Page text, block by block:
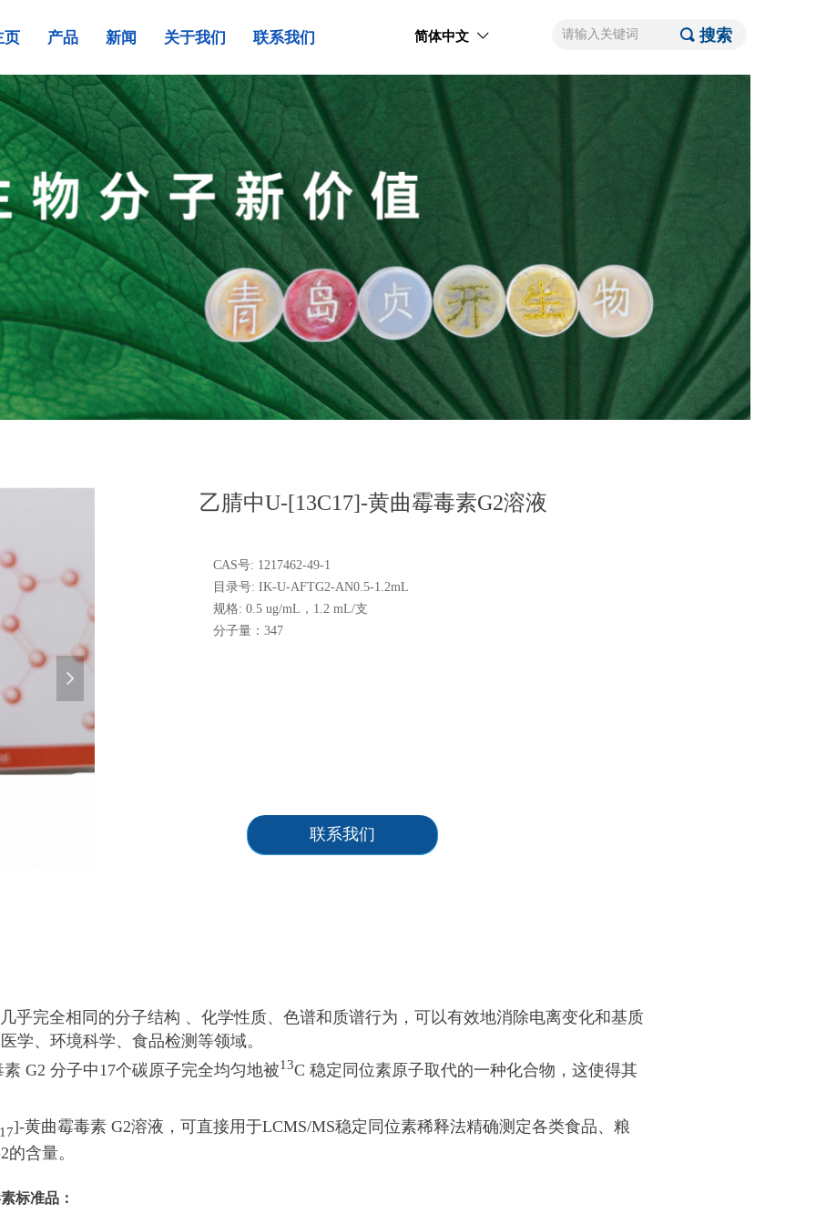
页 产品 新闻 关于我们 联系我们 끠 搜索
ꀅ
简体中文
넲
乙腈中U-[13C17]-黄曲霉毒素G2溶液
CAS号: 1217462-49-1
目录号: IK-U-AFTG2-AN0.5-1.2mL
规格: 0.5 ug/mL，1.2 mL/支
分子量：347
完全相同的分子结构 、化学性质、色谱和质谱行为，可以有效地消除电离变化和基质
学、环境科学、食品检测等领域。
G2 分子中17个碳原子完全均匀地被13C 稳定同位素原子取代的一种化合物，这使得其
17]-黄曲霉毒素 G2溶液，可直接用于LCMS/MS稳定同位素稀释法精确测定各类食品、粮
含量。
标准品：
联系我们